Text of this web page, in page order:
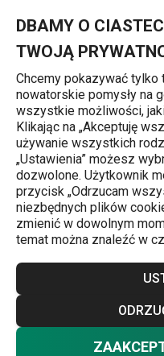
DBAMY O
TWOJĄ
Chcemy pokazywać tylko
nowatorskie pomysły na
wszystkie możliwości,
Klikając na „Akceptuję
używanie wszystkich
„Ustawienia” możesz
dozwolone. Użytkownik
przycisk „Odrzucam
niezbędnych plików
zmienić w dowolnym
temat można znaleźć w
Akcesoria do gotowania
Sito do
Steam ø 20 cm